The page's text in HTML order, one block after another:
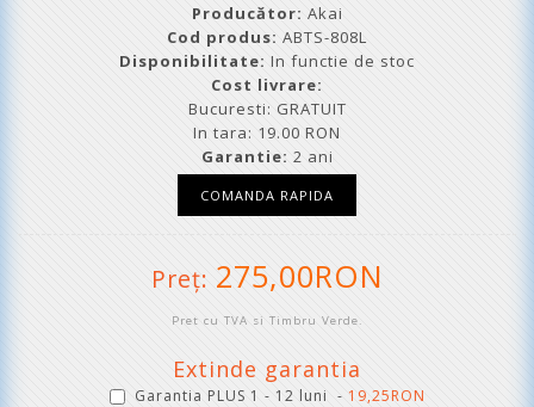
Producător: Akai
Cod produs: ABTS-808L
Disponibilitate: In functie de stoc
Cost livrare:
Bucuresti: GRATUIT
In tara: 19.00 RON
Garantie: 2 ani
Preţ: 275,00RON
Pret cu TVA si Timbru Verde.
Extinde garantia
Garantia PLUS 1 - 12 luni - 19,25RON